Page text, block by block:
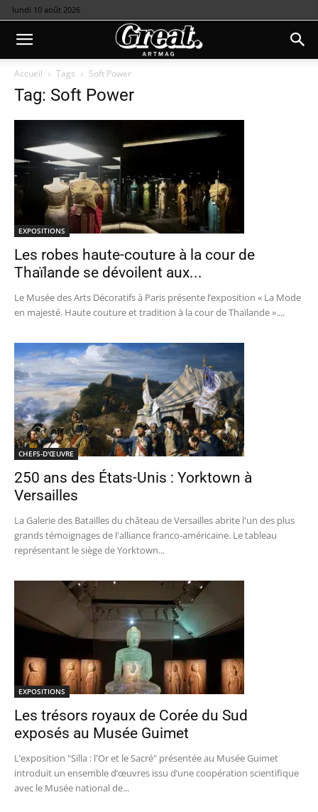
lundi 10 août 2026
Accueil Tags Soft Power
Tag: Soft Power
EXPOSITIONS
Les robes haute-couture à la cour de
Thaïlande se dévoilent aux...
Le Musée des Arts Décoratifs à Paris présente l’exposition « La Mode
en majesté. Haute couture et tradition à la cour de Thaïlande »....
CHEFS-D'ŒUVRE
250 ans des États-Unis : Yorktown à
Versailles
La Galerie des Batailles du château de Versailles abrite l'un des plus
grands témoignages de l'alliance franco-américaine. Le tableau
représentant le siège de Yorktown...
EXPOSITIONS
Les trésors royaux de Corée du Sud
exposés au Musée Guimet
L’exposition "Silla : l'Or et le Sacré" présentée au Musée Guimet
introduit un ensemble d’œuvres issu d’une coopération scientifique
avec le Musée national de...